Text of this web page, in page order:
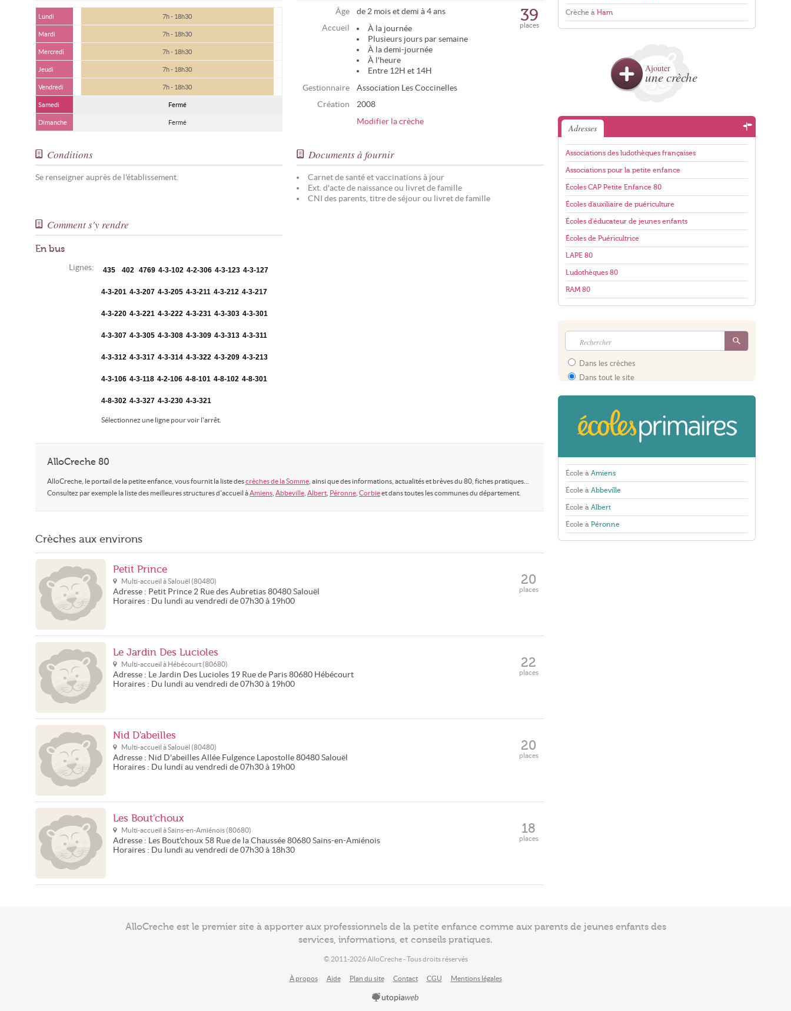
Lundi 7h - 18h30
Mardi 7h - 18h30
Mercredi 7h - 18h30
Jeudi 7h - 18h30
Vendredi 7h - 18h30
Samedi Fermé
Dimanche Fermé
Âge
de 2 mois et demi à 4 ans
Accueil
À la journée
Plusieurs jours par semaine
À la demi-journée
À l'heure
Entre 12H et 14H
Gestionnaire
Association Les Coccinelles
Création
2008
places
39
Modifier la crèche
Conditions
Se renseigner auprès de l'établissement.
Documents à fournir
Carnet de santé et vaccinations à jour
Ext. d'acte de naissance ou livret de famille
CNI des parents, titre de séjour ou livret de famille
Comment s'y rendre
En bus
Lignes: 435 402 4769 4-3-102 4-2-306 4-3-123 4-3-127
4-3-201 4-3-207 4-3-205 4-3-211 4-3-212 4-3-217
4-3-220 4-3-221 4-3-222 4-3-231 4-3-303 4-3-301
4-3-307 4-3-305 4-3-308 4-3-309 4-3-313 4-3-311
4-3-312 4-3-317 4-3-314 4-3-322 4-3-209 4-3-213
4-3-106 4-3-118 4-2-106 4-8-101 4-8-102 4-8-301
4-8-302 4-3-327 4-3-230 4-3-321
Sélectionnez une ligne pour voir l'arrêt.
AlloCreche 80
AlloCreche, le portail de la petite enfance, vous fournit la liste descrèches de la Somme , ainsi que des informations, actualités et brèves du 80, fiches pratiques...
Consultez par exemple la liste des meilleures structures d'accueil àAmiens Abbeville Albert Péronne Corbieet dans toutes les communes du département.
Crèches aux environs
Petit Prince
Multi-accueil àSalouël (80480)
Adresse : Petit Prince 2 Rue des Aubretias 80480 Salouël
Horaires : Du lundi au vendredi de 07h30 à 19h00
20
places
Le Jardin Des Lucioles
Multi-accueil à Hébécourt (80680)
Adresse : Le Jardin Des Lucioles 19 Rue de Paris 80680 Hébécourt
Horaires : Du lundi au vendredi de 07h30 à 19h00
22
places
Nid D'abeilles
Multi-accueil àSalouël (80480)
Adresse : Nid D'abeilles Allée Fulgence Lapostolle 80480 Salouël
Horaires : Du lundi au vendredi de 07h30 à 19h00
20
places
Les Bout'choux
Multi-accueil àSains-en-Amiénois (80680)
Adresse : Les Bout'choux 58 Rue de la Chaussée 80680 Sains-en-Amiénois
Horaires : Du lundi au vendredi de 07h30 à 18h30
18
places
Crèche à Ham
Ajouter
une crèche
Adresses
Associations des ludothèques françaises
Associations pour la petite enfance
Écoles CAP Petite Enfance 80
Écoles d'auxiliaire de puériculture
Écoles d'éducateur de jeunes enfants
Écoles de Puéricultrice
LAPE 80
Ludothèques 80
RAM 80
Dans les crèches
Dans tout le site
École à Amiens
École à Abbeville
École à Albert
École à Péronne
AlloCreche est le premier site à apporter aux professionnels de la petite enfance comme aux parents de jeunes enfants des
services, informations, et conseils pratiques.
© 2011-2026 AlloCreche - Tous droits réservés
À propos Aide Plan du site Contact CGU Mentions légales